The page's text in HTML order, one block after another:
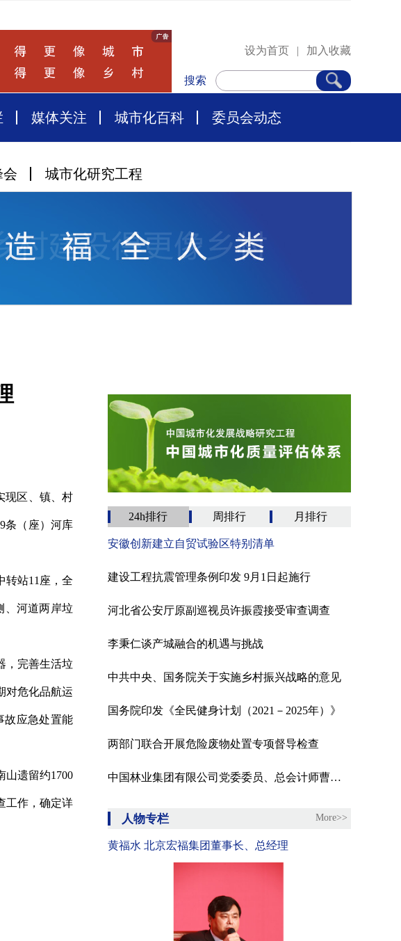
设为首页 | 加入收藏
搜索
媒体关注 城市化百科 委员会动态
会 城市化研究工程
现区、镇、村
条（座）河库
转站11座，全
、河道两岸垃
，完善生活垃
对危化品航运
故应急处置能
山遗留约1700
工作，确定详
24h排行 周排行 月排行
安徽创新建立自贸试验区特别清单
建设工程抗震管理条例印发 9月1日起施行
河北省公安厅原副巡视员许振霞接受审查调查
李秉仁谈产城融合的机遇与挑战
中共中央、国务院关于实施乡村振兴战略的意见
国务院印发《全民健身计划（2021－2025年）》
两部门联合开展危险废物处置专项督导检查
中国林业集团有限公司党委委员、总会计师曹军接受纪律审查和监察调查
人物专栏 More>>
黄福水 北京宏福集团董事长、总经理